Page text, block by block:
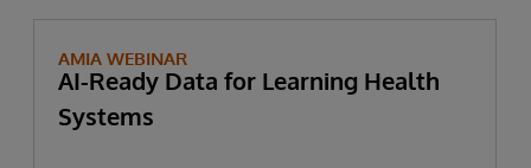
AMIA WEBINAR
AI-Ready Data for Learning Health
Systems